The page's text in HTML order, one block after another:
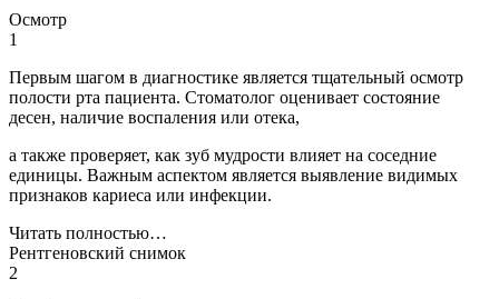
Осмотр
1
Первым шагом в диагностике является тщательный осмотр
полости рта пациента. Стоматолог оценивает состояние
десен, наличие воспаления или отека,
а также проверяет, как зуб мудрости влияет на соседние
единицы. Важным аспектом является выявление видимых
признаков кариеса или инфекции.
Читать полностью…
Рентгеновский снимок
2